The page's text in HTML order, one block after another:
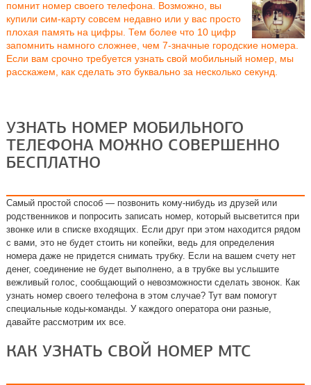
помнит номер своего телефона. Возможно, вы
купили сим-карту совсем недавно или у вас просто
плохая память на цифры. Тем более что 10 цифр
запомнить намного сложнее, чем 7-значные городские номера.
Если вам срочно требуется узнать свой мобильный номер, мы
расскажем, как сделать это буквально за несколько секунд.
УЗНАТЬ НОМЕР МОБИЛЬНОГО
ТЕЛЕФОНА МОЖНО СОВЕРШЕННО
БЕСПЛАТНО
Самый простой способ — позвонить кому-нибудь из друзей или
родственников и попросить записать номер, который высветится при
звонке или в списке входящих. Если друг при этом находится рядом
с вами, это не будет стоить ни копейки, ведь для определения
номера даже не придется снимать трубку. Если на вашем счету нет
денег, соединение не будет выполнено, а в трубке вы услышите
вежливый голос, сообщающий о невозможности сделать звонок. Как
узнать номер своего телефона в этом случае? Тут вам помогут
специальные коды-команды. У каждого оператора они разные,
давайте рассмотрим их все.
КАК УЗНАТЬ СВОЙ НОМЕР МТС